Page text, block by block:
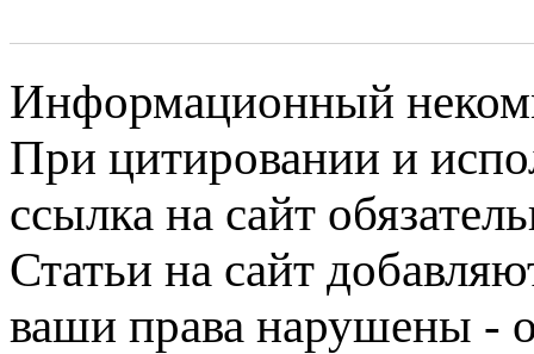
Информационный
При цитировании и
ссылка на сайт
Статьи на сайт
ваши права нарушены -